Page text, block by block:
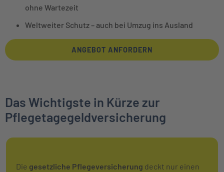
ohne Wartezeit
Weltweiter Schutz – auch bei Umzug ins Ausland
ANGEBOT ANFORDERN
Das Wichtigste in Kürze zur
Pflegetagegeldversicherung
Die gesetzliche Pflegeversicherung deckt nur einen